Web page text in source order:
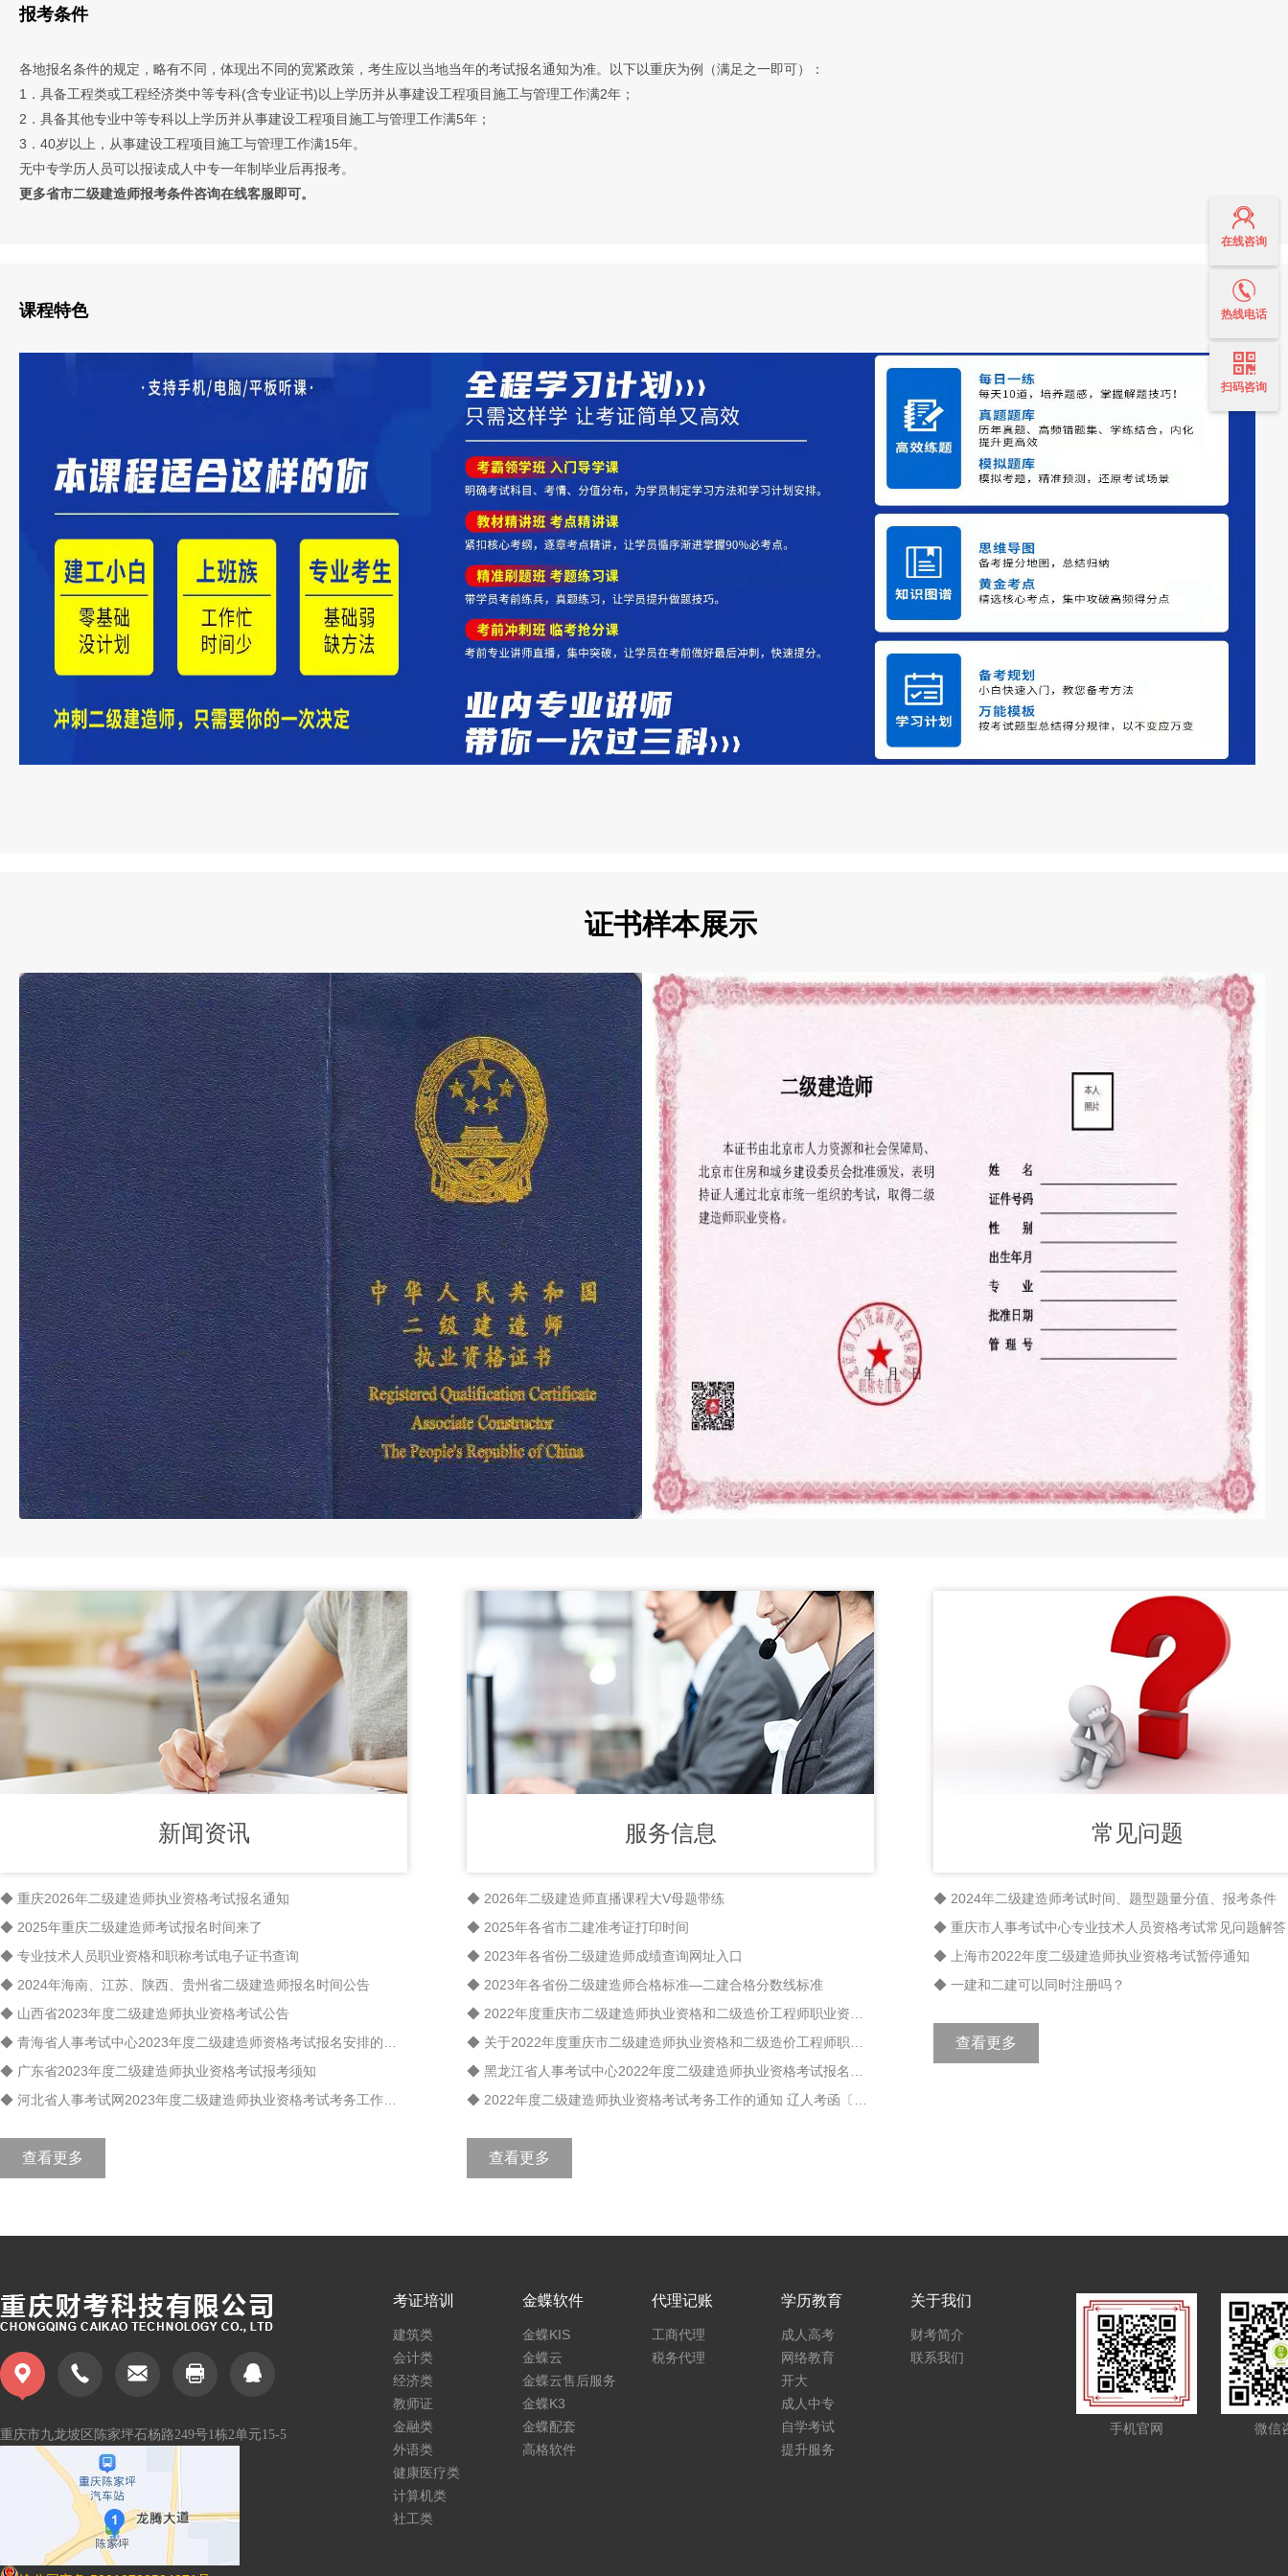
报考条件
各地报名条件的规定，略有不同，体现出不同的宽紧政策，考生应以当地当年的考试报名通知为准。以下以重庆为例（满足之一即可）：
1．具备工程类或工程经济类中等专科(含专业证书)以上学历并从事建设工程项目施工与管理工作满2年；
2．具备其他专业中等专科以上学历并从事建设工程项目施工与管理工作满5年；
3．40岁以上，从事建设工程项目施工与管理工作满15年。
无中专学历人员可以报读成人中专一年制毕业后再报考。
更多省市二级建造师报考条件咨询在线客服即可。
课程特色
证书样本展示
新闻资讯
◆ 重庆2026年二级建造师执业资格考试报名通知
◆ 2025年重庆二级建造师考试报名时间来了
◆ 专业技术人员职业资格和职称考试电子证书查询
◆ 2024年海南、江苏、陕西、贵州省二级建造师报名时间公告
◆ 山西省2023年度二级建造师执业资格考试公告
◆ 广东省2023年度二级建造师执业资格考试报考须知
查看更多
服务信息
◆ 2026年二级建造师直播课程大V母题带练
◆ 2025年各省市二建准考证打印时间
◆ 2023年各省份二级建造师成绩查询网址入口
◆ 2023年各省份二级建造师合格标准—二建合格分数线标准
查看更多
常见问题
◆ 2024年二级建造师考试时间、题型题量分值、报考条件
◆ 重庆市人事考试中心专业技术人员资格考试常见问题解
◆ 上海市2022年度二级建造师执业资格考试暂停通知
◆ 一建和二建可以同时注册吗？
查看更多
重庆市九龙坡区陈家坪石杨路249号1栋2单元15-5
考证培训
建筑类
会计类
经济类
教师证
金融类
外语类
健康医疗类
计算机类
社工类
金蝶软件
金蝶KIS
金蝶云
金蝶云售后服务
金蝶K3
金蝶配套
高格软件
代理记账
工商代理
税务代理
学历教育
成人高考
网络教育
开大
成人中专
自学考试
提升服务
关于我们
财考简介
联系我们
手机官网 微信
在线咨询
热线电话
扫码咨询